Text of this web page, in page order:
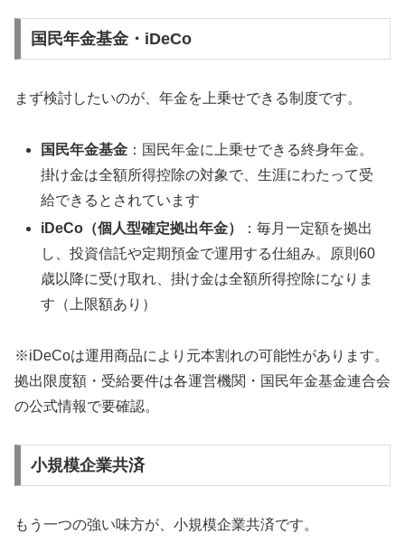
国民年金基金・iDeCo
まず検討したいのが、年金を上乗せできる制度です。
国民年金基金 ：国民年金に上乗せできる終身年金。
掛け金は全額所得控除の対象で、生涯にわたって受
給できるとされています
iDeCo（個人型確定拠出年金）
：毎月一定額を拠出
し、投資信託や定期預金で運用する仕組み。原則60
歳以降に受け取れ、掛け金は全額所得控除になりま
す（上限額あり）
※iDeCoは運用商品により元本割れの可能性があります。
拠出限度額・受給要件は各運営機関・国民年金基金連合会
の公式情報で要確認。
小規模企業共済
もう一つの強い味方が、小規模企業共済です。